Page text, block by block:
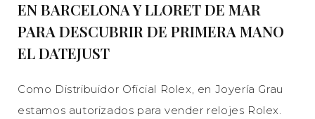
EN BARCELONA Y LLORET DE MAR
PARA DESCUBRIR DE PRIMERA MANO
EL DATEJUST
Como Distribuidor Oficial Rolex, en Joyería Grau
estamos autorizados para vender relojes Rolex.